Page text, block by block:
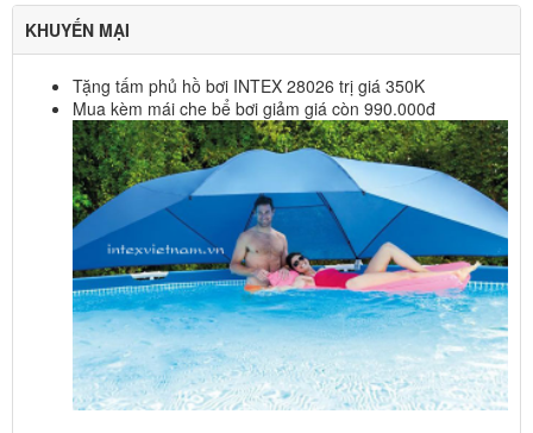
KHUYẾN MẠI
Tặng tấm phủ hồ bơi INTEX 28026 trị giá 350K
Mua kèm mái che bể bơi giảm giá còn 990.000đ